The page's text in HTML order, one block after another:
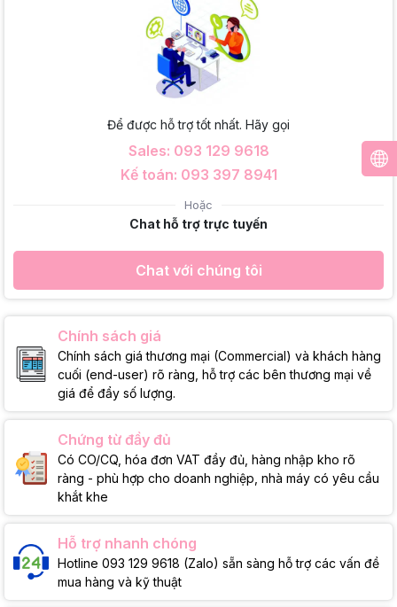
Để được hỗ trợ tốt nhất. Hãy gọi
Sales: 093 129 9618
Kế toán: 093 397 8941
Hoặc
Chat hỗ trợ trực tuyến
Chat với chúng tôi
Chính sách giá
Chính sách giá thương mại (Commercial) và khách hàng
cuối (end-user) rõ ràng, hỗ trợ các bên thương mại về
giá để đẩy số lượng.
Chứng từ đầy đủ
Có CO/CQ, hóa đơn VAT đầy đủ, hàng nhập kho rõ
ràng - phù hợp cho doanh nghiệp, nhà máy có yêu cầu
khắt khe
Hỗ trợ nhanh chóng
Hotline 093 129 9618 (Zalo) sẵn sàng hỗ trợ các vấn đề
mua hàng và kỹ thuật